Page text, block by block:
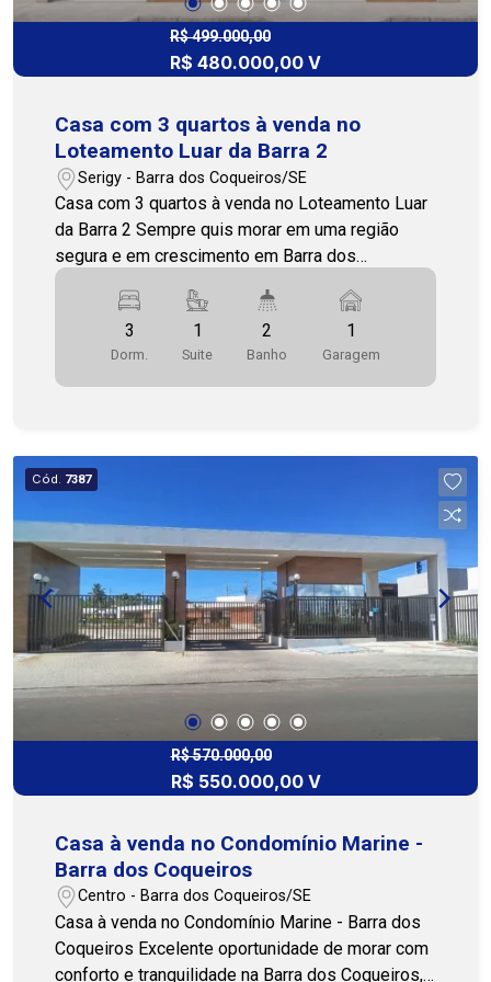
mais o deslocamento e valorizar a região.
Agende sua visita e venha conhecer! COHAB
Premium Imobiliária - PJ 208 (79) 3231.3231
R$ 499.000,00
R$ 480.000,00 V
Casa com 3 quartos à venda no
Loteamento Luar da Barra 2
Serigy - Barra dos Coqueiros/SE
Casa com 3 quartos à venda no Loteamento Luar
da Barra 2 Sempre quis morar em uma região
segura e em crescimento em Barra dos
Casa em construção, ideal para quem busca um
imóvel novo em uma excelente localização. O
projeto conta com 3 quartos, sendo 1 suíte, sala
de estar, sala de jantar, cozinha, 2 banheiros, área
contará ainda com varanda e espaço com
churrasqueira, perfeitos para momentos de lazer
e confraternização com família e amigos.
Localizada na principal avenida do Loteamento
Luar da Barra 2, a casa possui fácil acesso a
escolas, comércios e serviços essenciais,
trazendo mais comodidade para a rotina. Outro
grande diferencial é a proximidade com o acesso
da futura ponte que ligará Barra dos Coqueiros a
Aracaju, uma obra que promete facilitar ainda
mais o deslocamento e valorizar a região.
Agende sua visita e venha conhecer! COHAB
Premium Imobiliária - PJ 208 (79) 3231.3231
3
Dorm.
1
Suite
2
Banho
1
Garagem
Cód. 7387
R$ 570.000,00
R$ 550.000,00 V
Casa à venda no Condomínio Marine -
Barra dos Coqueiros
Centro - Barra dos Coqueiros/SE
Casa à venda no Condomínio Marine - Barra dos
Coqueiros Excelente oportunidade de morar com
conforto e tranquilidade na Barra dos Coqueiros,